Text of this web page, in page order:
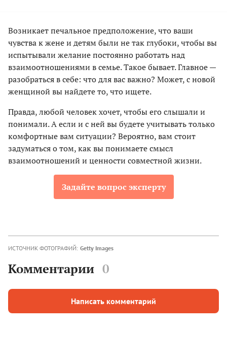
Возникает печальное предположение, что ваши
чувства к жене и детям были не так глубоки, чтобы вы
испытывали желание постоянно работать над
взаимоотношениями в семье. Такое бывает. Главное —
разобраться в себе: что для вас важно? Может, с новой
женщиной вы найдете то, что ищете.
Правда, любой человек хочет, чтобы его слышали и
понимали. А если и с ней вы будете учитывать только
комфортные вам ситуации? Вероятно, вам стоит
задуматься о том, как вы понимаете смысл
взаимоотношений и ценности совместной жизни.
Задайте вопрос эксперту
ИСТОЧНИК ФОТОГРАФИЙ: Getty Images
Комментарии 0
Написать комментарий